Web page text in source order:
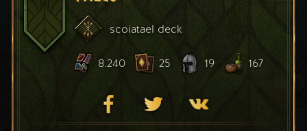
scoiatael deck
8.240 25 19 167